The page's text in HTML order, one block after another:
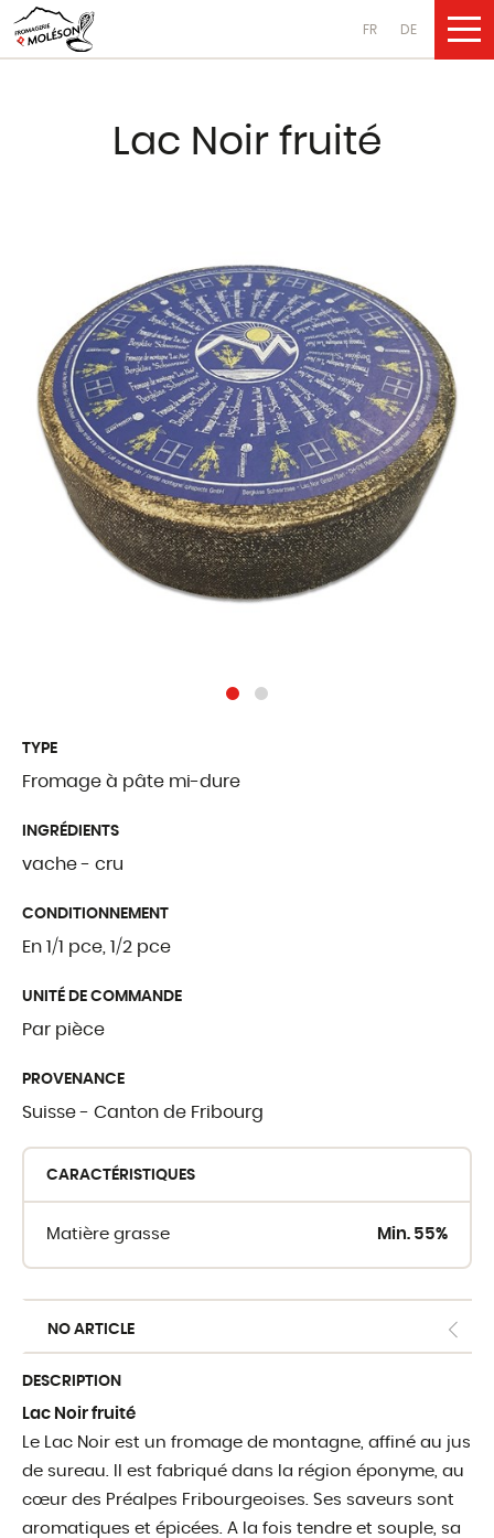
FR DE
Fromages
au lait de brebis
Produits laitiers
au lait de vache
au lait de chèvre
au lait de brebis
Traditions
Fromages
Produits
Lac Noir fruité
TYPE
Fromage à pâte mi-dure
INGRÉDIENTS
vache - cru
CONDITIONNEMENT
En 1/1 pce, 1/2 pce
UNITÉ DE COMMANDE
Par pièce
PROVENANCE
Suisse - Canton de Fribourg
CARACTÉRISTIQUES
Matière grasse Min. 55%
NO ARTICLE
DESCRIPTION
Lac Noir fruité
Le Lac Noir est un fromage de montagne, affiné au jus
de sureau. Il est fabriqué dans la région éponyme, au
cœur des Préalpes Fribourgeoises. Ses saveurs sont
aromatiques et épicées. A la fois tendre et souple, sa